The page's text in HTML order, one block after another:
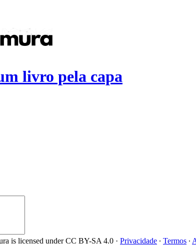
livro pela capa
is licensed under CC BY-SA 4.0 · Privacidade ∙ Termos ∙